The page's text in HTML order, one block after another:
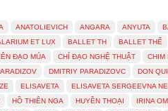
ANATOLIEVICH ANGARA ANYUTA
ET LUX BALLET TH
BALLET THẾ
ĐẠO MÚA CHỈ ĐẠO NGHỆ THUẬT
CHIM
DMITRIY PARADIZOVC
DON
ELISAVETA
ELISAVETA SERGEEVNA
HỒ THIÊN NGA HUYỀN THOẠI
IRINA